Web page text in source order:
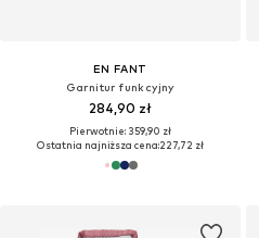
EN FANT
Garnitur funkcyjny
284,90 zł
Pierwotnie: 359,90 zł
Ostatnia najniższa cena:227,72 zł